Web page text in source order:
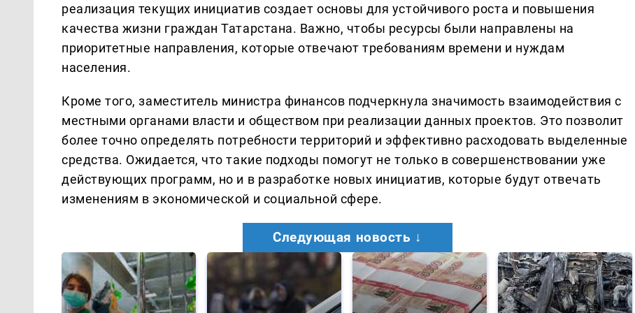
реализация текущих инициатив создает основы для устойчивого роста и повышения
качества жизни граждан Татарстана. Важно, чтобы ресурсы были направлены на
приоритетные направления, которые отвечают требованиям времени и нуждам
населения.
Кроме того, заместитель министра финансов подчеркнула значимость взаимодействия с
местными органами власти и обществом при реализации данных проектов. Это позволит
более точно определять потребности территорий и эффективно расходовать выделенные
средства. Ожидается, что такие подходы помогут не только в совершенствовании уже
действующих программ, но и в разработке новых инициатив, которые будут отвечать
изменениям в экономической и социальной сфере.
Следующая новость ↓